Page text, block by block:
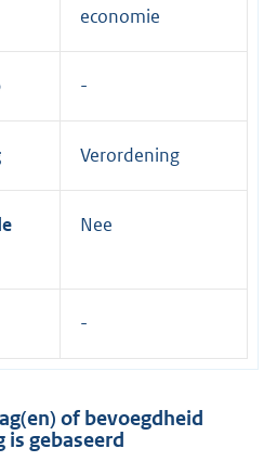
economie
Verordening
Nee
of bevoegdheid
is gebaseerd